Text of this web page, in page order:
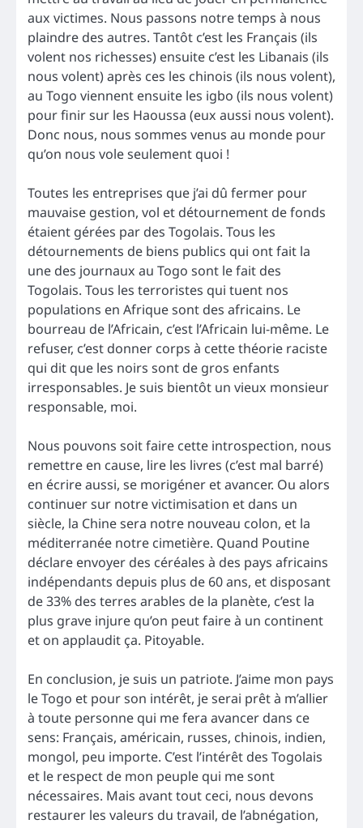
aux victimes. Nous passons notre temps à nous
plaindre des autres. Tantôt c’est les Français (ils
volent nos richesses) ensuite c’est les Libanais (ils
nous volent) après ces les chinois (ils nous volent),
au Togo viennent ensuite les igbo (ils nous volent)
pour finir sur les Haoussa (eux aussi nous volent).
Donc nous, nous sommes venus au monde pour
qu’on nous vole seulement quoi !
Toutes les entreprises que j’ai dû fermer pour
mauvaise gestion, vol et détournement de fonds
étaient gérées par des Togolais. Tous les
détournements de biens publics qui ont fait la
une des journaux au Togo sont le fait des
Togolais. Tous les terroristes qui tuent nos
populations en Afrique sont des africains. Le
bourreau de l’Africain, c’est l’Africain lui-même. Le
refuser, c’est donner corps à cette théorie raciste
qui dit que les noirs sont de gros enfants
irresponsables. Je suis bientôt un vieux monsieur
responsable, moi.
Nous pouvons soit faire cette introspection, nous
remettre en cause, lire les livres (c’est mal barré)
en écrire aussi, se morigéner et avancer. Ou alors
continuer sur notre victimisation et dans un
siècle, la Chine sera notre nouveau colon, et la
méditerranée notre cimetière. Quand Poutine
déclare envoyer des céréales à des pays africains
indépendants depuis plus de 60 ans, et disposant
de 33% des terres arables de la planète, c’est la
plus grave injure qu’on peut faire à un continent
et on applaudit ça. Pitoyable.
En conclusion, je suis un patriote. J’aime mon pays
le Togo et pour son intérêt, je serai prêt à m’allier
à toute personne qui me fera avancer dans ce
sens: Français, américain, russes, chinois, indien,
mongol, peu importe. C’est l’intérêt des Togolais
et le respect de mon peuple qui me sont
nécessaires. Mais avant tout ceci, nous devons
restaurer les valeurs du travail, de l’abnégation,